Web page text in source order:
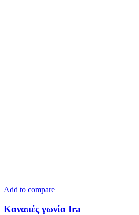
Add to compare
Καναπές γωνία Ira